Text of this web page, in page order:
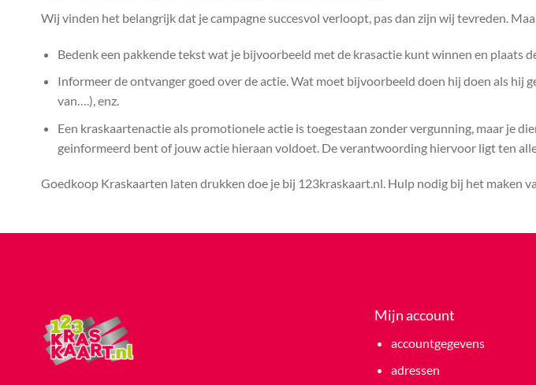
Wij vinden het belangrijk dat je campagne succesvol verloopt, pas dan zijn wij tevreden.
Bedenk een pakkende tekst wat je bijvoorbeeld met de krasactie kunt winnen en plaats
Informeer de ontvanger goed over de actie. Wat moet bijvoorbeeld doen hij doen als hij
van….), enz.
Een kraskaartenactie als promotionele actie is toegestaan zonder vergunning, maar je
geinformeerd bent of jouw actie hieraan voldoet. De verantwoording hiervoor ligt ten
Goedkoop Kraskaarten laten drukken doe je bij 123kraskaart.nl. Hulp nodig bij het maken
Mijn account
accountgegevens
adressen